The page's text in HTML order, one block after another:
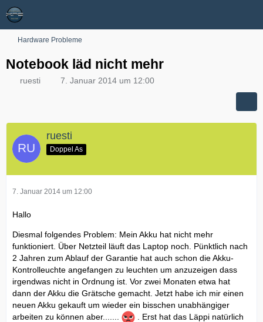
Hardware Probleme
Notebook läd nicht mehr
ruesti 7. Januar 2014 um 12:00
ruesti
Doppel As
7. Januar 2014 um 12:00
Hallo
Diesmal folgendes Problem: Mein Akku hat nicht mehr
funktioniert. Über Netzteil läuft das Laptop noch. Pünktlich nach
2 Jahren zum Ablauf der Garantie hat auch schon die Akku-
Kontrolleuchte angefangen zu leuchten um anzuzeigen dass
irgendwas nicht in Ordnung ist. Vor zwei Monaten etwa hat
dann der Akku die Grätsche gemacht. Jetzt habe ich mir einen
neuen Akku gekauft um wieder ein bisschen unabhängiger
arbeiten zu können aber.......
. Erst hat das Läppi natürlich